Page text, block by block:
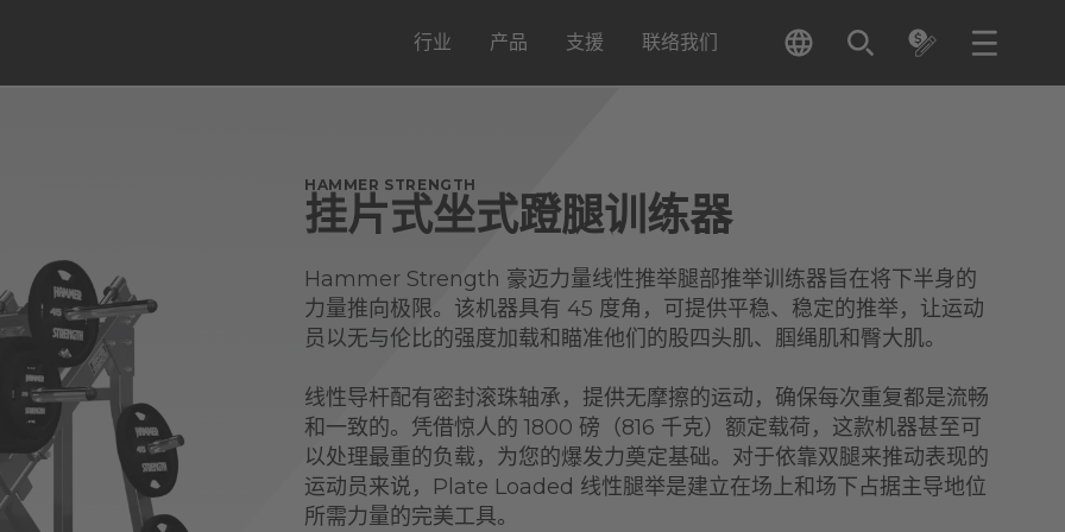
行业 产品 支援 联络我们
HAMMER STRENGTH
挂片式坐式蹬腿训练器
Hammer Strength 豪迈力量线性推举腿部推举训练器旨在将下半身的
力量推向极限。该机器具有 45 度角，可提供平稳、稳定的推举，让运动
员以无与伦比的强度加载和瞄准他们的股四头肌、腘绳肌和臀大肌。
线性导杆配有密封滚珠轴承，提供无摩擦的运动，确保每次重复都是流畅
和一致的。凭借惊人的 1800 磅（816 千克）额定载荷，这款机器甚至可
以处理最重的负载，为您的爆发力奠定基础。对于依靠双腿来推动表现的
运动员来说，Plate Loaded 线性腿举是建立在场上和场下占据主导地位
所需力量的完美工具。